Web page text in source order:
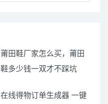
莆田鞋厂家怎么买，莆田
鞋多少钱一双才不踩坑
在线得物订单生成器 一键